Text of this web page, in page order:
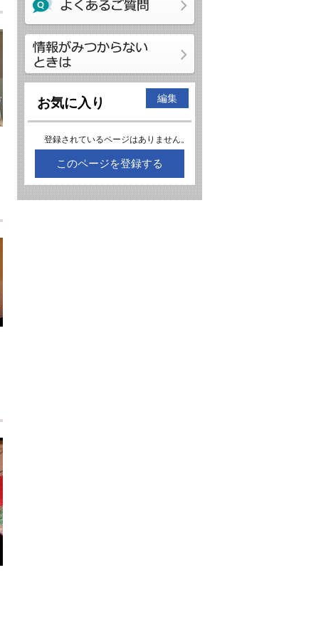
お気に入り 編集
登録されているページはありません。
このページを登録する